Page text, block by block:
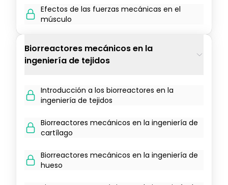
Efectos de las fuerzas mecánicas en el
músculo
Biorreactores mecánicos en la
ingeniería de tejidos
Introducción a los biorreactores en la
ingeniería de tejidos
Biorreactores mecánicos en la ingeniería de
cartílago
Biorreactores mecánicos en la ingeniería de
hueso